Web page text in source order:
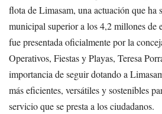
flota de Limasam, una actuación que ha
municipal superior a los 4,2 millones de
fue presentada oficialmente por la
Operativos, Fiestas y Playas, Teresa
importancia de seguir dotando a
más eficientes, versátiles y sostenibles
servicio que se presta a los ciudadanos.